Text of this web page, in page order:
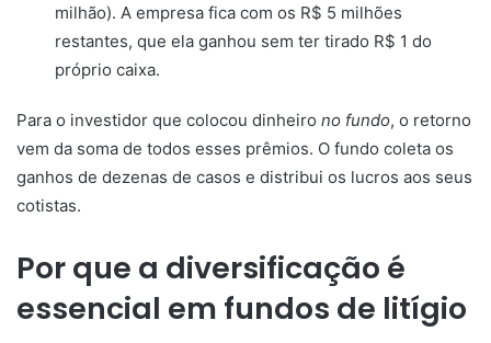
milhão). A empresa fica com os R$ 5 milhões
restantes, que ela ganhou sem ter tirado R$ 1 do
próprio caixa.
Para o investidor que colocou dinheiro no fundo, o retorno
vem da soma de todos esses prêmios. O fundo coleta os
ganhos de dezenas de casos e distribui os lucros aos seus
cotistas.
Por que a diversificação é
essencial em fundos de litígio